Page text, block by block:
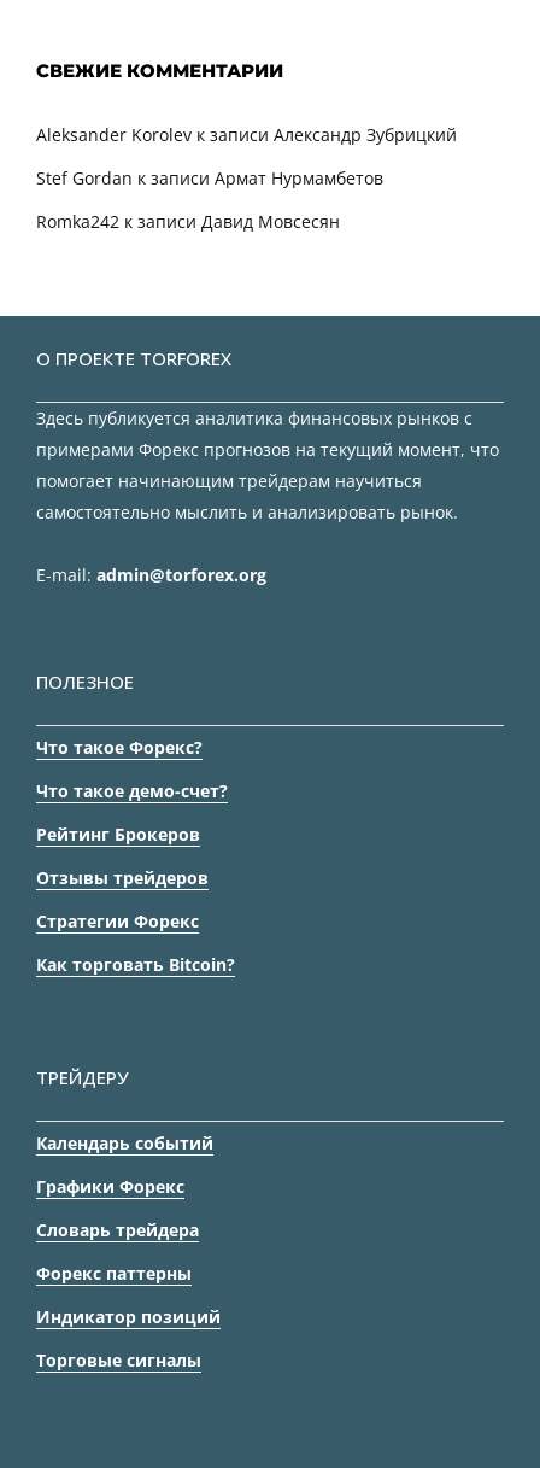
СВЕЖИЕ КОММЕНТАРИИ
Aleksander Korolev к записи Александр Зубрицкий
Stef Gordan к записи Армат Нурмамбетов
Romka242 к записи Давид Мовсесян
О ПРОЕКТЕ TORFOREX
Здесь публикуется аналитика финансовых рынков с
примерами Форекс прогнозов на текущий момент, что
помогает начинающим трейдерам научиться
самостоятельно мыслить и анализировать рынок.
E-mail: admin@torforex.org
ПОЛЕЗНОЕ
Что такое Форекс?
Что такое демо-счет?
Рейтинг Брокеров
Отзывы трейдеров
Стратегии Форекс
Как торговать Bitcoin?
ТРЕЙДЕРУ
Календарь событий
Графики Форекс
Словарь трейдера
Форекс паттерны
Индикатор позиций
Торговые сигналы